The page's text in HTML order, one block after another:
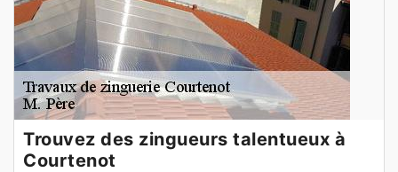
Trouvez des zingueurs talentueux à
Courtenot